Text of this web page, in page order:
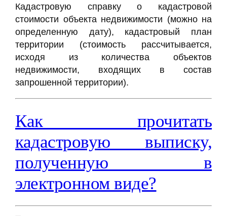
Кадастровую справку о кадастровой
стоимости объекта недвижимости (можно на
определенную дату), кадастровый план
территории (стоимость рассчитывается,
исходя из количества объектов
недвижимости, входящих в состав
запрошенной территории).
Как прочитать
кадастровую выписку,
полученную в
электронном виде?